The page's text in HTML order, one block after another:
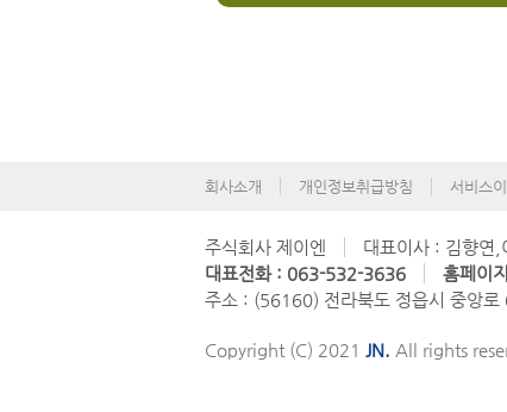
회사소개 개인정보취급방침 서비스
주식회사 제이엔 대표이사 : 김향연,
대표전화 : 063-532-3636
홈페이
주소 : (56160) 전라북도 정읍시 중앙로
Copyright (C) 2021 JN. All rights